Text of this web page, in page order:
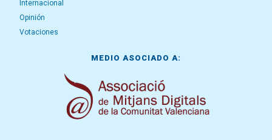
Internacional
Opinión
Votaciones
MEDIO ASOCIADO A: